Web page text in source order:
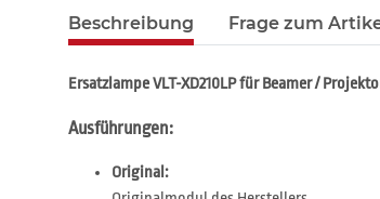
Beschreibung Frage zum
Ersatzlampe VLT-XD210LP für Beamer /
Ausführungen:
Original: